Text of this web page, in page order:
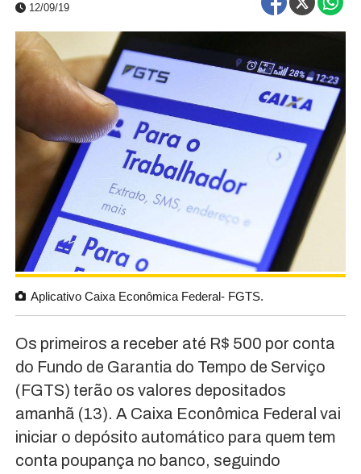
12/09/19
Aplicativo Caixa Econômica Federal- FGTS.
Os primeiros a receber até R$ 500 por conta
do Fundo de Garantia do Tempo de Serviço
(FGTS) terão os valores depositados
amanhã (13). A Caixa Econômica Federal vai
iniciar o depósito automático para quem tem
conta poupança no banco, seguindo